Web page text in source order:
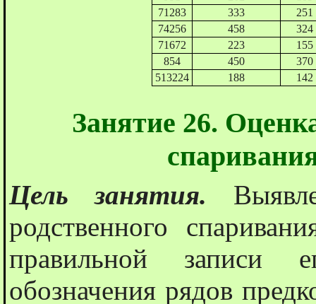
71283
333
251
74256
458
324
71672
223
155
854
450
370
513224
188 142
Занятие 26.
Цель занятия.
родственного
правильной записи
обозначения рядов